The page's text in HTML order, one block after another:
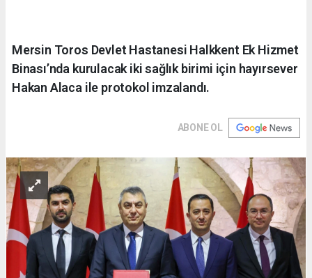
Mersin Toros Devlet Hastanesi Halkkent Ek Hizmet
Binası’nda kurulacak iki sağlık birimi için hayırsever
Hakan Alaca ile protokol imzalandı.
ABONE OL